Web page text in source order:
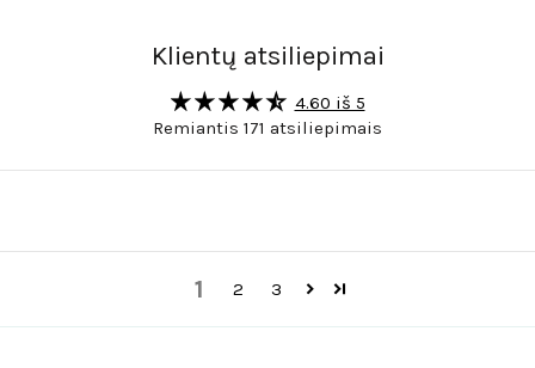
Klientų atsiliepimai
4.60 iš 5
Remiantis 171 atsiliepimais
1 2 3